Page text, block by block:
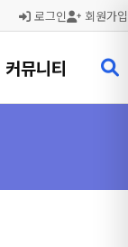
로그인 회원가입
커뮤니티